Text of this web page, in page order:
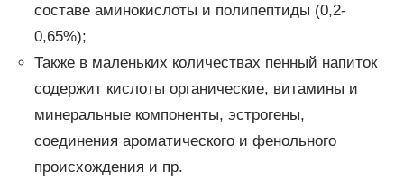
составе аминокислоты и полипептиды (0,2-
0,65%);
Также в маленьких количествах пенный напиток
содержит кислоты органические, витамины и
минеральные компоненты, эстрогены,
соединения ароматического и фенольного
происхождения и пр.